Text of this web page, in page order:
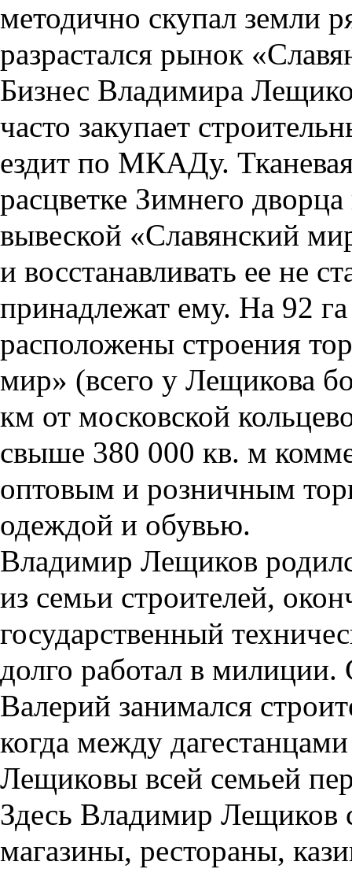
методично скупал
разрастался рынок
Бизнес Владимира
часто закупает
ездит по МКАДу.
расцветке Зимнего
вывеской «Славянский
и восстанавливать ее не
принадлежат ему. На 92
расположены строения
мир» (всего у Лещикова
км от московской
свыше 380 000 кв. м
оптовым и розничным
одеждой и обувью.
Владимир Лещиков
из семьи строителей,
государственный
долго работал в
Валерий занимался
когда между
Лещиковы всей семьей
Здесь Владимир Лещиков
магазины, рестораны,